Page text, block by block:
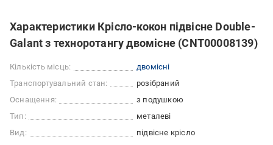
Характеристики Крісло-кокон підвісне Double-
Galant з техноротангу двомісне (CNT00008139)
Кількість місць:
двомісні
Транспортувальний стан:
розібраний
Оснащення:
з подушкою
Тип:
металеві
Вид:
підвісне крісло